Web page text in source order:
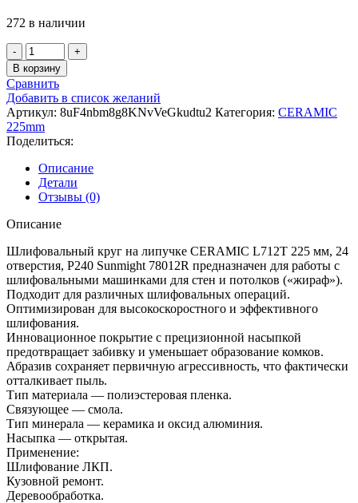
272 в наличии
Количество
товара
SUNMIGHT
Шлифовальный
круг
CERAMIC
L712T
225мм
на
липучке,
24
отв.
P240
В корзину
Сравнить
Добавить в список желаний
Артикул: 8uF4nbm8g8KNvVeGkudtu2 Категория: CERAMIC
225mm
Поделиться:
Описание
Детали
Отзывы (0)
Описание
Шлифовальный круг на липучке CERAMIC L712T 225 мм, 24
отверстия, Р240 Sunmight 78012R предназначен для работы с
шлифовальными машинками для стен и потолков («жираф»).
Подходит для различных шлифовальных операций.
Оптимизирован для высокоскоростного и эффективного
шлифования.
Инновационное покрытие с прецизионной насыпкой
предотвращает забивку и уменьшает образование комков.
Абразив сохраняет первичную агрессивность, что фактически
отталкивает пыль.
Тип материала — полиэстеровая пленка.
Связующее — смола.
Тип минерала — керамика и оксид алюминия.
Насыпка — открытая.
Применение:
Шлифование ЛКП.
Кузовной ремонт.
Деревообработка.